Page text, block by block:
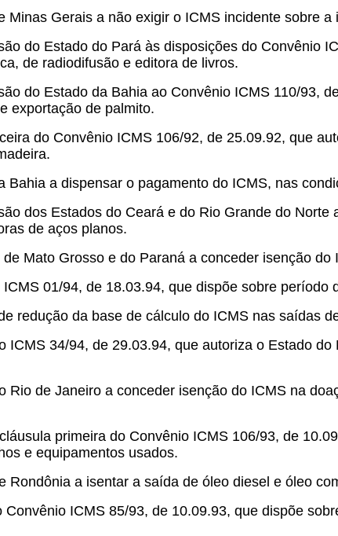
Minas Gerais a não exigir o ICMS incidente sobre
do Estado do Pará às disposições do Convênio
de radiodifusão e editora de livros.
do Estado da Bahia ao Convênio ICMS 110/93,
exportação de palmito.
do Convênio ICMS 106/92, de 25.09.92, que
Bahia a dispensar o pagamento do ICMS, nas
dos Estados do Ceará e do Rio Grande do
de aços planos.
Mato Grosso e do Paraná a conceder isenção
01/94, de 18.03.94, que dispõe sobre período
redução da base de cálculo do ICMS nas saídas
ICMS 34/94, de 29.03.94, que autoriza o Estado
Rio de Janeiro a conceder isenção do ICMS na
primeira do Convênio ICMS 106/93, de
e equipamentos usados.
Rondônia a isentar a saída de óleo diesel e óleo
Convênio ICMS 85/93, de 10.09.93, que dispõe